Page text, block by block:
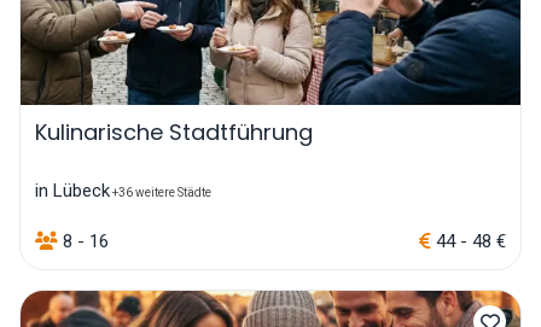
Kulinarische Stadtführung
in Lübeck+36 weitere Städte
8 - 16 44 - 48 €